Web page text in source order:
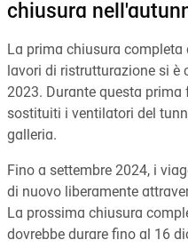
chiusura
La prima chiusura completa
lavori di ristrutturazione si è
2023. Durante questa
sostituiti i ventilatori del
galleria.
Fino a settembre 2024, i
di nuovo liberamente
La prossima chiusura
dovrebbe durare fino al 16